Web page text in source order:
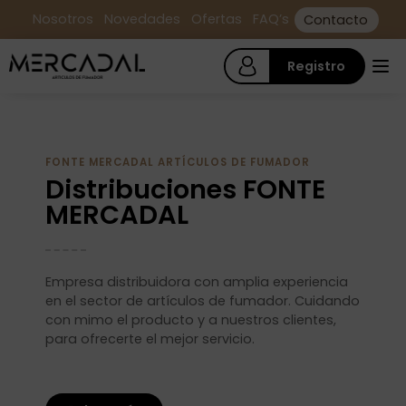
Nosotros Novedades Ofertas FAQ’s Contacto
Registro
FONTE MERCADAL ARTÍCULOS DE FUMADOR
Distribuciones FONTE
MERCADAL
Empresa distribuidora con amplia experiencia
en el sector de artículos de fumador. Cuidando
con mimo el producto y a nuestros clientes,
para ofrecerte el mejor servicio.